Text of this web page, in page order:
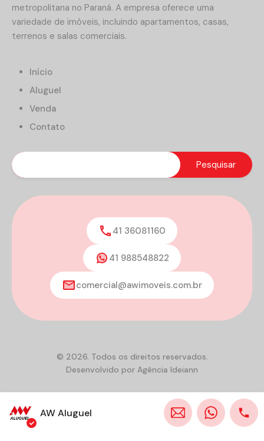
metropolitana no Paraná. A empresa oferece uma
variedade de imóveis, incluindo apartamentos, casas,
terrenos e salas comerciais.
Início
Aluguel
Venda
Contato
41 36081160
41 988548822
comercial@awimoveis.com.br
© 2026. Todos os direitos reservados.
Desenvolvido por Agência Ideiann
AW Aluguel